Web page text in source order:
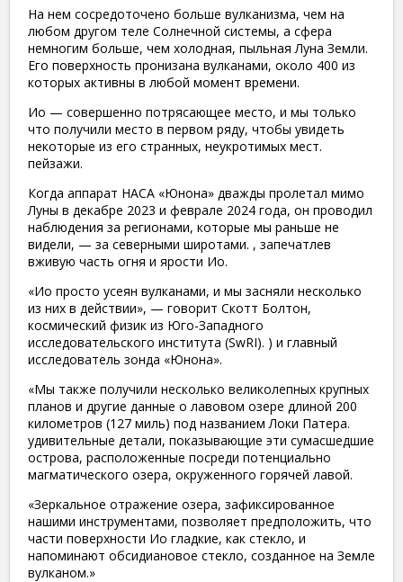
На нем сосредоточено больше вулканизма, чем на
любом другом теле Солнечной системы, а сфера
немногим больше, чем холодная, пыльная Луна Земли.
Его поверхность пронизана вулканами, около 400 из
которых активны в любой момент времени.
Ио — совершенно потрясающее место, и мы только
что получили место в первом ряду, чтобы увидеть
некоторые из его странных, неукротимых мест.
пейзажи.
Когда аппарат НАСА «Юнона» дважды пролетал мимо
Луны в декабре 2023 и феврале 2024 года, он проводил
наблюдения за регионами, которые мы раньше не
видели, — за северными широтами. , запечатлев
вживую часть огня и ярости Ио.
«Ио просто усеян вулканами, и мы засняли несколько
из них в действии», — говорит Скотт Болтон,
космический физик из Юго-Западного
исследовательского института (SwRI). ) и главный
исследователь зонда «Юнона».
«Мы также получили несколько великолепных крупных
планов и другие данные о лавовом озере длиной 200
километров (127 миль) под названием Локи Патера.
удивительные детали, показывающие эти сумасшедшие
острова, расположенные посреди потенциально
магматического озера, окруженного горячей лавой.
«Зеркальное отражение озера, зафиксированное
нашими инструментами, позволяет предположить, что
части поверхности Ио гладкие, как стекло, и
напоминают обсидиановое стекло, созданное на Земле
вулканом.»